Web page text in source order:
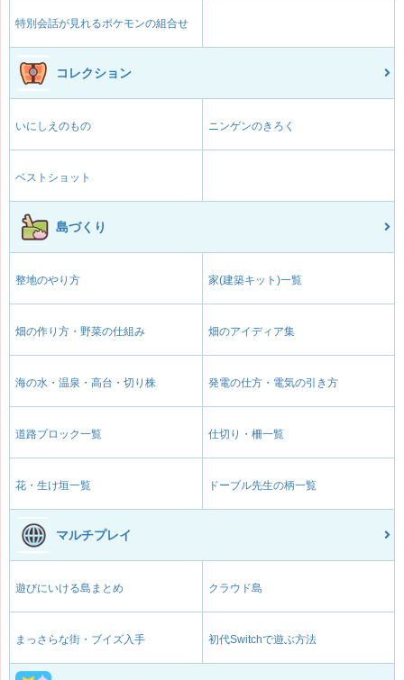
特別会話が見れるポケモンの組合せ
コレクション
いにしえのもの ニンゲンのきろく
ベストショット
島づくり
整地のやり方 家(建築キット)一覧
畑の作り方・野菜の仕組み 畑のアイディア集
海の水・温泉・高台・切り株 発電の仕方・電気の引き方
道路ブロック一覧 仕切り・柵一覧
花・生け垣一覧 ドーブル先生の柄一覧
マルチプレイ
遊びにいける島まとめ クラウド島
まっさらな街・ブイズ入手 初代Switchで遊ぶ方法